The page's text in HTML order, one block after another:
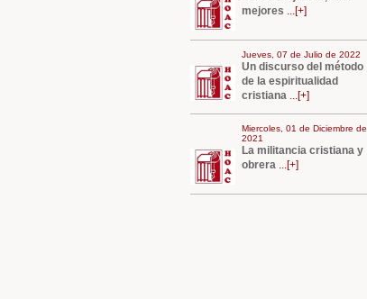
mejores
...[+]
Jueves, 07 de Julio de 2022
Un discurso del método
de la espiritualidad
cristiana
...[+]
Miercoles, 01 de Diciembre de
2021
La militancia cristiana y
obrera ...[+]